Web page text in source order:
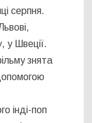
серпня.
у Швеції.
знята
інді-поп